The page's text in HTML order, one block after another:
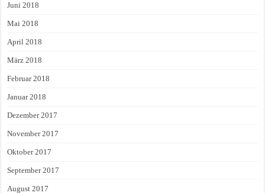
Juni 2018
Mai 2018
April 2018
März 2018
Februar 2018
Januar 2018
Dezember 2017
November 2017
Oktober 2017
September 2017
August 2017